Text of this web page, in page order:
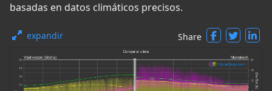
basadas en datos climáticos precisos.
expandir Share